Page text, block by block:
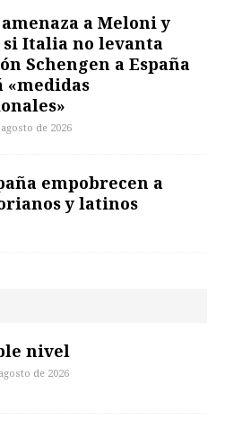
a Meloni y
si Italia no levanta
Schengen a España
«medidas
de 2026
empobrecen a
y latinos
nivel
de 2026